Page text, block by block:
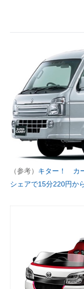
（参考） キター！ カ
シェアで15分220円か